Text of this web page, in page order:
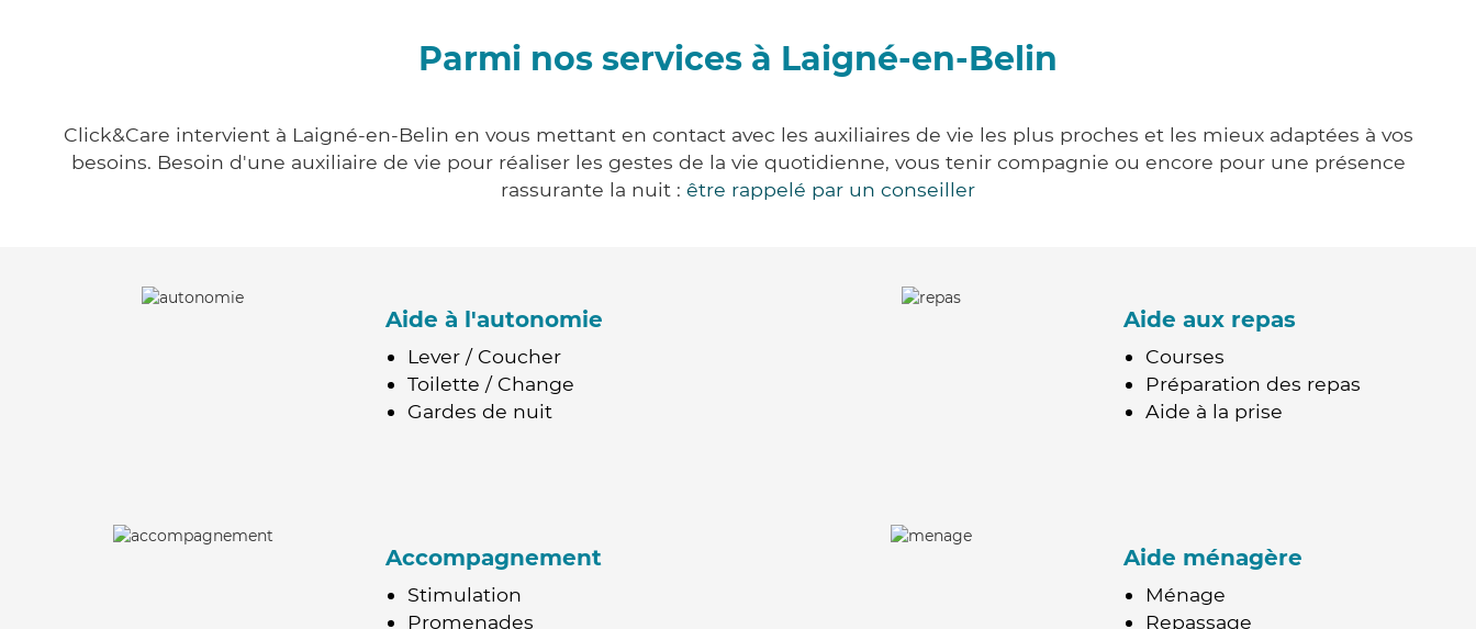
Parmi nos services à Laigné-en-Belin
Click&Care intervient à Laigné-en-Belin en vous mettant en contact avec les auxiliaires de vie les plus proches et les mieux adaptées à vos
besoins. Besoin d'une auxiliaire de vie pour réaliser les gestes de la vie quotidienne, vous tenir compagnie ou encore pour une présence
rassurante la nuit : être rappelé par un conseiller
Aide à l'autonomie
Lever / Coucher
Toilette / Change
Gardes de nuit
Aide aux repas
Courses
Préparation des repas
Aide à la prise
Accompagnement
Stimulation
Promenades
Aide ménagère
Ménage
Repassage